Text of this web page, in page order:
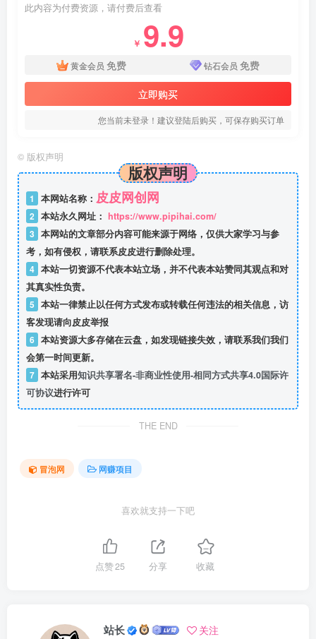
此内容为付费资源，请付费后查看
￥ 9.9
黄金会员 免费 钻石会员 免费
立即购买
您当前未登录！建议登陆后购买，可保存购买订单
© 版权声明
版权声明
1 本网站名称： 皮皮网创网
2 本站永久网址： https://www.pipihai.com/
3 本网站的文章部分内容可能来源于网络，仅供大家学习与参
考，如有侵权，请联系皮皮进行删除处理。
4 本站一切资源不代表本站立场，并不代表本站赞同其观点和对
其真实性负责。
5 本站一律禁止以任何方式发布或转载任何违法的相关信息，访
客发现请向皮皮举报
6 本站资源大多存储在云盘，如发现链接失效，请联系我们我们
会第一时间更新。
7 本站采用知识共享署名-非商业性使用-相同方式共享4.0国际许
可协议进行许可
THE END
冒泡网 网赚项目
喜欢就支持一下吧
点赞25 分享 收藏
站长 关注